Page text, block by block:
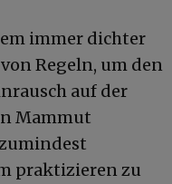
immer dichter
Regeln, um den
auf der
Mammut
praktizieren zu